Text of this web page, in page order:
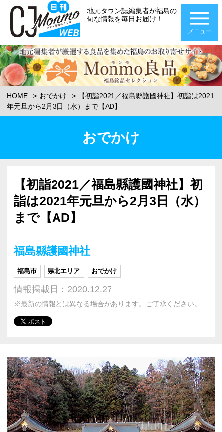
地元タウン誌編集者が福島の
旬な情報を毎日お届け！
メニュー
HOME おでかけ
【初詣2021／福島縣護國神社】初詣は2021
年元旦から2月3日（水）まで【AD】
おでかけ
【初詣2021／福島縣護國神社】初
詣は2021年元旦から2月3日（水）
まで【AD】
福島縣護國神社
福島市 県北エリア おでかけ
情報掲載日：2020.12.27
※最新の情報とは異なる場合があります。ご了承ください。